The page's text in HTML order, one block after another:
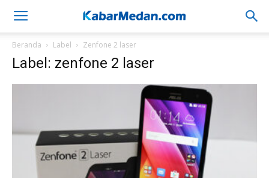
Beranda Label Zenfone 2 laser
Label: zenfone 2 laser